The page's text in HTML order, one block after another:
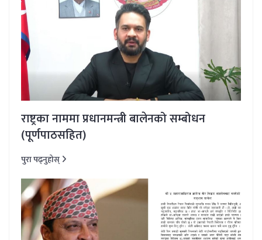
राष्ट्रका नाममा प्रधानमन्त्री बालेनको सम्बोधन
(पूर्णपाठसहित)
पुरा पढ्नुहोस्